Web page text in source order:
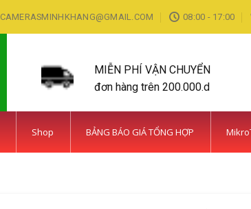
CAMERASMINHKHANG@GMAIL.COM 08:00 - 17:00
MIỄN PHÍ VẬN CHUYỂN
đơn hàng trên 200.000.d
Shop BẢNG BÁO GIÁ TỔNG HỢP DỊCH
LẮP ĐẶT CAMERA HUYỆN BÌNH